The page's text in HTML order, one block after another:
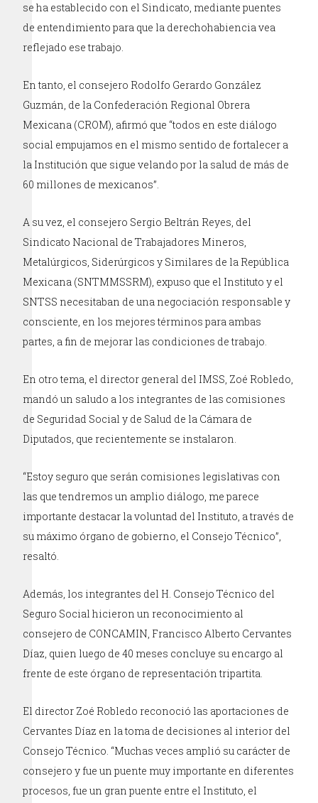
se ha establecido con el Sindicato, mediante puentes
de entendimiento para que la derechohabiencia vea
reflejado ese trabajo.
En tanto, el consejero Rodolfo Gerardo González
Guzmán, de la Confederación Regional Obrera
Mexicana (CROM), afirmó que “todos en este diálogo
social empujamos en el mismo sentido de fortalecer a
la Institución que sigue velando por la salud de más de
60 millones de mexicanos”.
A su vez, el consejero Sergio Beltrán Reyes, del
Sindicato Nacional de Trabajadores Mineros,
Metalúrgicos, Siderúrgicos y Similares de la República
Mexicana (SNTMMSSRM), expuso que el Instituto y el
SNTSS necesitaban de una negociación responsable y
consciente, en los mejores términos para ambas
partes, a fin de mejorar las condiciones de trabajo.
En otro tema, el director general del IMSS, Zoé Robledo,
mandó un saludo a los integrantes de las comisiones
de Seguridad Social y de Salud de la Cámara de
Diputados, que recientemente se instalaron.
“Estoy seguro que serán comisiones legislativas con
las que tendremos un amplio diálogo, me parece
importante destacar la voluntad del Instituto, a través de
su máximo órgano de gobierno, el Consejo Técnico”,
resaltó.
Además, los integrantes del H. Consejo Técnico del
Seguro Social hicieron un reconocimiento al
consejero de CONCAMIN, Francisco Alberto Cervantes
Díaz, quien luego de 40 meses concluye su encargo al
frente de este órgano de representación tripartita.
El director Zoé Robledo reconoció las aportaciones de
Cervantes Díaz en la toma de decisiones al interior del
Consejo Técnico. “Muchas veces amplió su carácter de
consejero y fue un puente muy importante en diferentes
procesos, fue un gran puente entre el Instituto, el